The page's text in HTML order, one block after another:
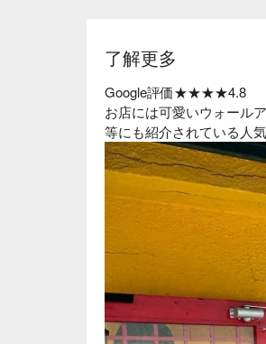
了解更多
Google評価★★★★4.8
お店には可愛いウォール
等にも紹介されている人